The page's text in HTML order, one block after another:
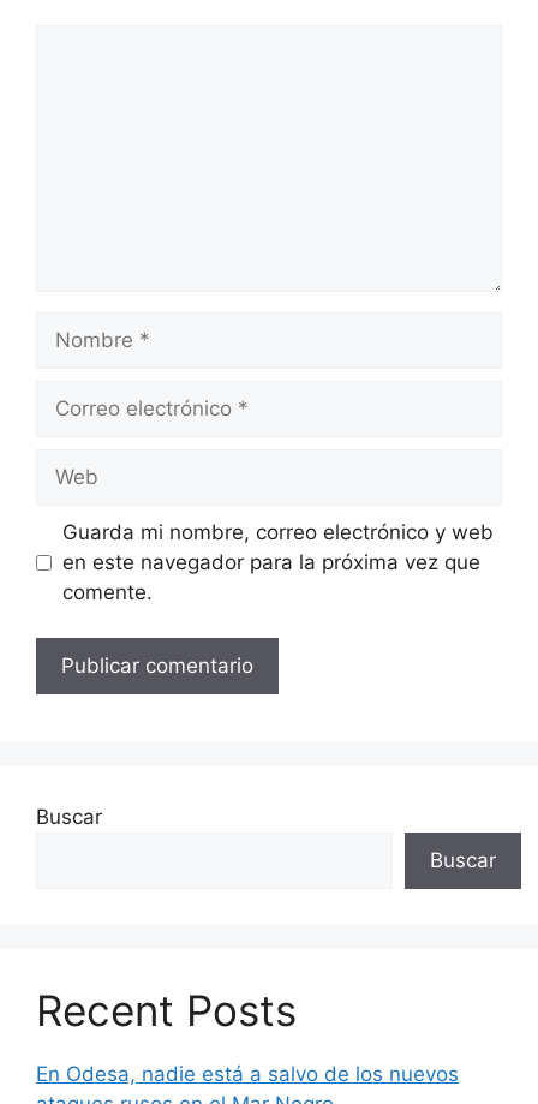
electrónico
Guarda mi nombre, correo electrónico y web
en este navegador para la próxima vez que
comente.
Buscar
Buscar
Recent Posts
En Odesa, nadie está a salvo de los nuevos